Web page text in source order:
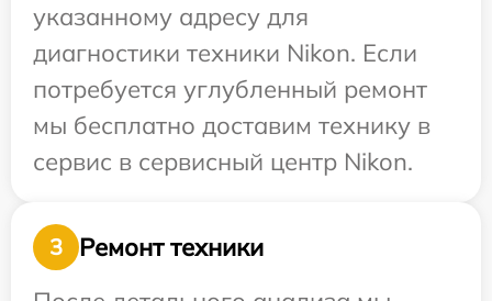
указанному адресу для
диагностики техники Nikon. Если
потребуется углубленный ремонт
мы бесплатно доставим технику в
сервис в сервисный центр Nikon.
3
Ремонт техники